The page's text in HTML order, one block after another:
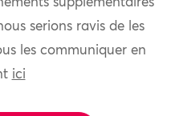
serions ravis de les
les communiquer en
ici